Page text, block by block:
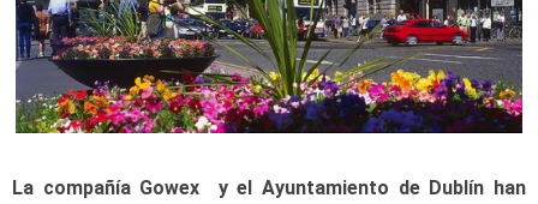
La compañía Gowex y el Ayuntamiento de Dublín han